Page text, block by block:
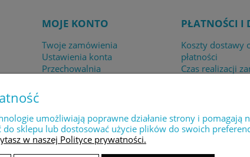
MOJE KONTO
Twoje zamówienia
Ustawienia konta
Przechowalnia
PŁATNOŚCI I
Koszty dostawy
płatności
Czas realizacji
umożliwiają poprawne działanie strony i
sklepu lub dostosować użycie plików do swoich
w naszej Polityce prywatności.